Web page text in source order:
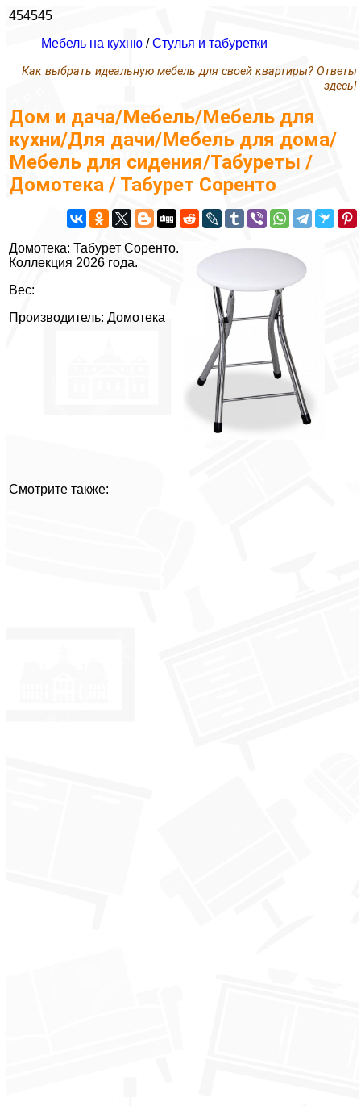
454545
Мебель на кухню /Стулья и табуретки
Как выбрать идеальную мебель для своей квартиры? Ответы
здесь!
Дом и дача/Мебель/Мебель для
кухни/Для дачи/Мебель для дома/
Мебель для сидения/Табуреты /
Домотека / Табурет Соренто
Домотека: Табурет Соренто.
Коллекция 2026 года.
Вес:
Производитель: Домотека
Смотрите также: